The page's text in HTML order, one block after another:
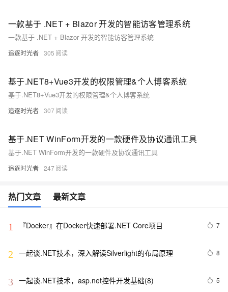
一款基于 .NET + Blazor 开发的智能访客管理系统
一款基于 .NET + Blazor 开发的智能访客管理系统
追逐时光者 305
基于.NET8+Vue3开发的权限管理&个人博客系统
基于.NET8+Vue3开发的权限管理&个人博客系统
追逐时光者 307
基于.NET WinForm开发的一款硬件及协议通讯工具
基于.NET WinForm开发的一款硬件及协议通讯工具
追逐时光者 247
热门文章 最新文章
1 『Docker』在Docker快速部署.NET Core项目 7
2 一起谈.NET技术，深入解读Silverlight的布局原理 8
3 一起谈.NET技术，asp.net控件开发基础(8) 5